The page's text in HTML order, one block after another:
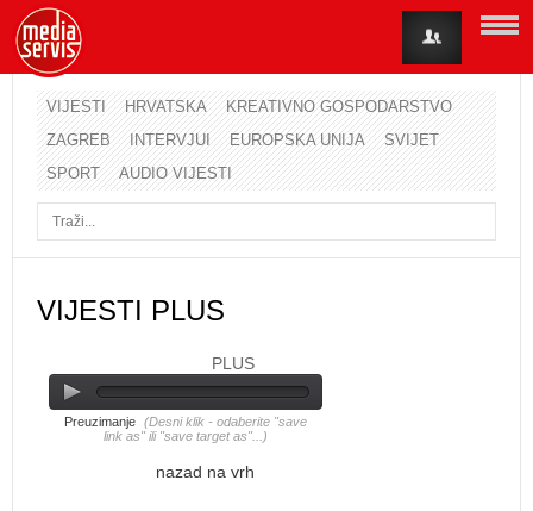
VIJESTI HRVATSKA
KREATIVNO GOSPODARSTVO
ZAGREB
INTERVJUI EUROPSKA UNIJA
SVIJET
SPORT
AUDIO VIJESTI
VIJESTI PLUS
PLUS
Preuzimanje (Desni klik - odaberite "save
link as" ili "save target as"...)
nazad na vrh
Korisničko ime
Lozinka
Zaboravili ste lozinku?